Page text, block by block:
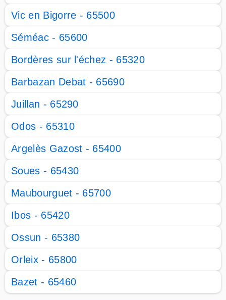
Vic en Bigorre - 65500
Séméac - 65600
Bordères sur l'échez - 65320
Barbazan Debat - 65690
Juillan - 65290
Odos - 65310
Argelès Gazost - 65400
Soues - 65430
Maubourguet - 65700
Ibos - 65420
Ossun - 65380
Orleix - 65800
Bazet - 65460